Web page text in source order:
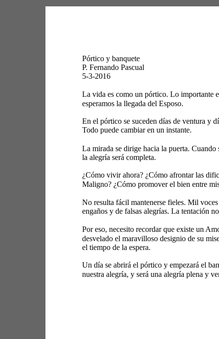
Pórtico y banquete
P. Fernando Pascual
5-3-2016
La vida es como un pórtico. Lo importante
esperamos la llegada del Esposo.
En el pórtico se suceden días de ventura y
Todo puede cambiar en un instante.
La mirada se dirige hacia la puerta.
la alegría será completa.
¿Cómo vivir ahora? ¿Cómo afrontar las
Maligno? ¿Cómo promover el bien entre
No resulta fácil mantenerse fieles. Mil
engaños y de falsas alegrías. La tentación
Por eso, necesito recordar que existe un
desvelado el maravilloso designio de su
el tiempo de la espera.
Un día se abrirá el pórtico y empezará el
nuestra alegría, y será una alegría plena y